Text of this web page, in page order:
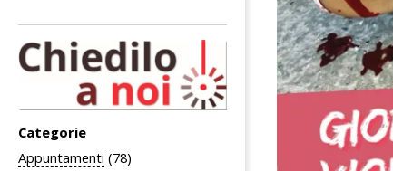
Categorie
Appuntamenti (78)